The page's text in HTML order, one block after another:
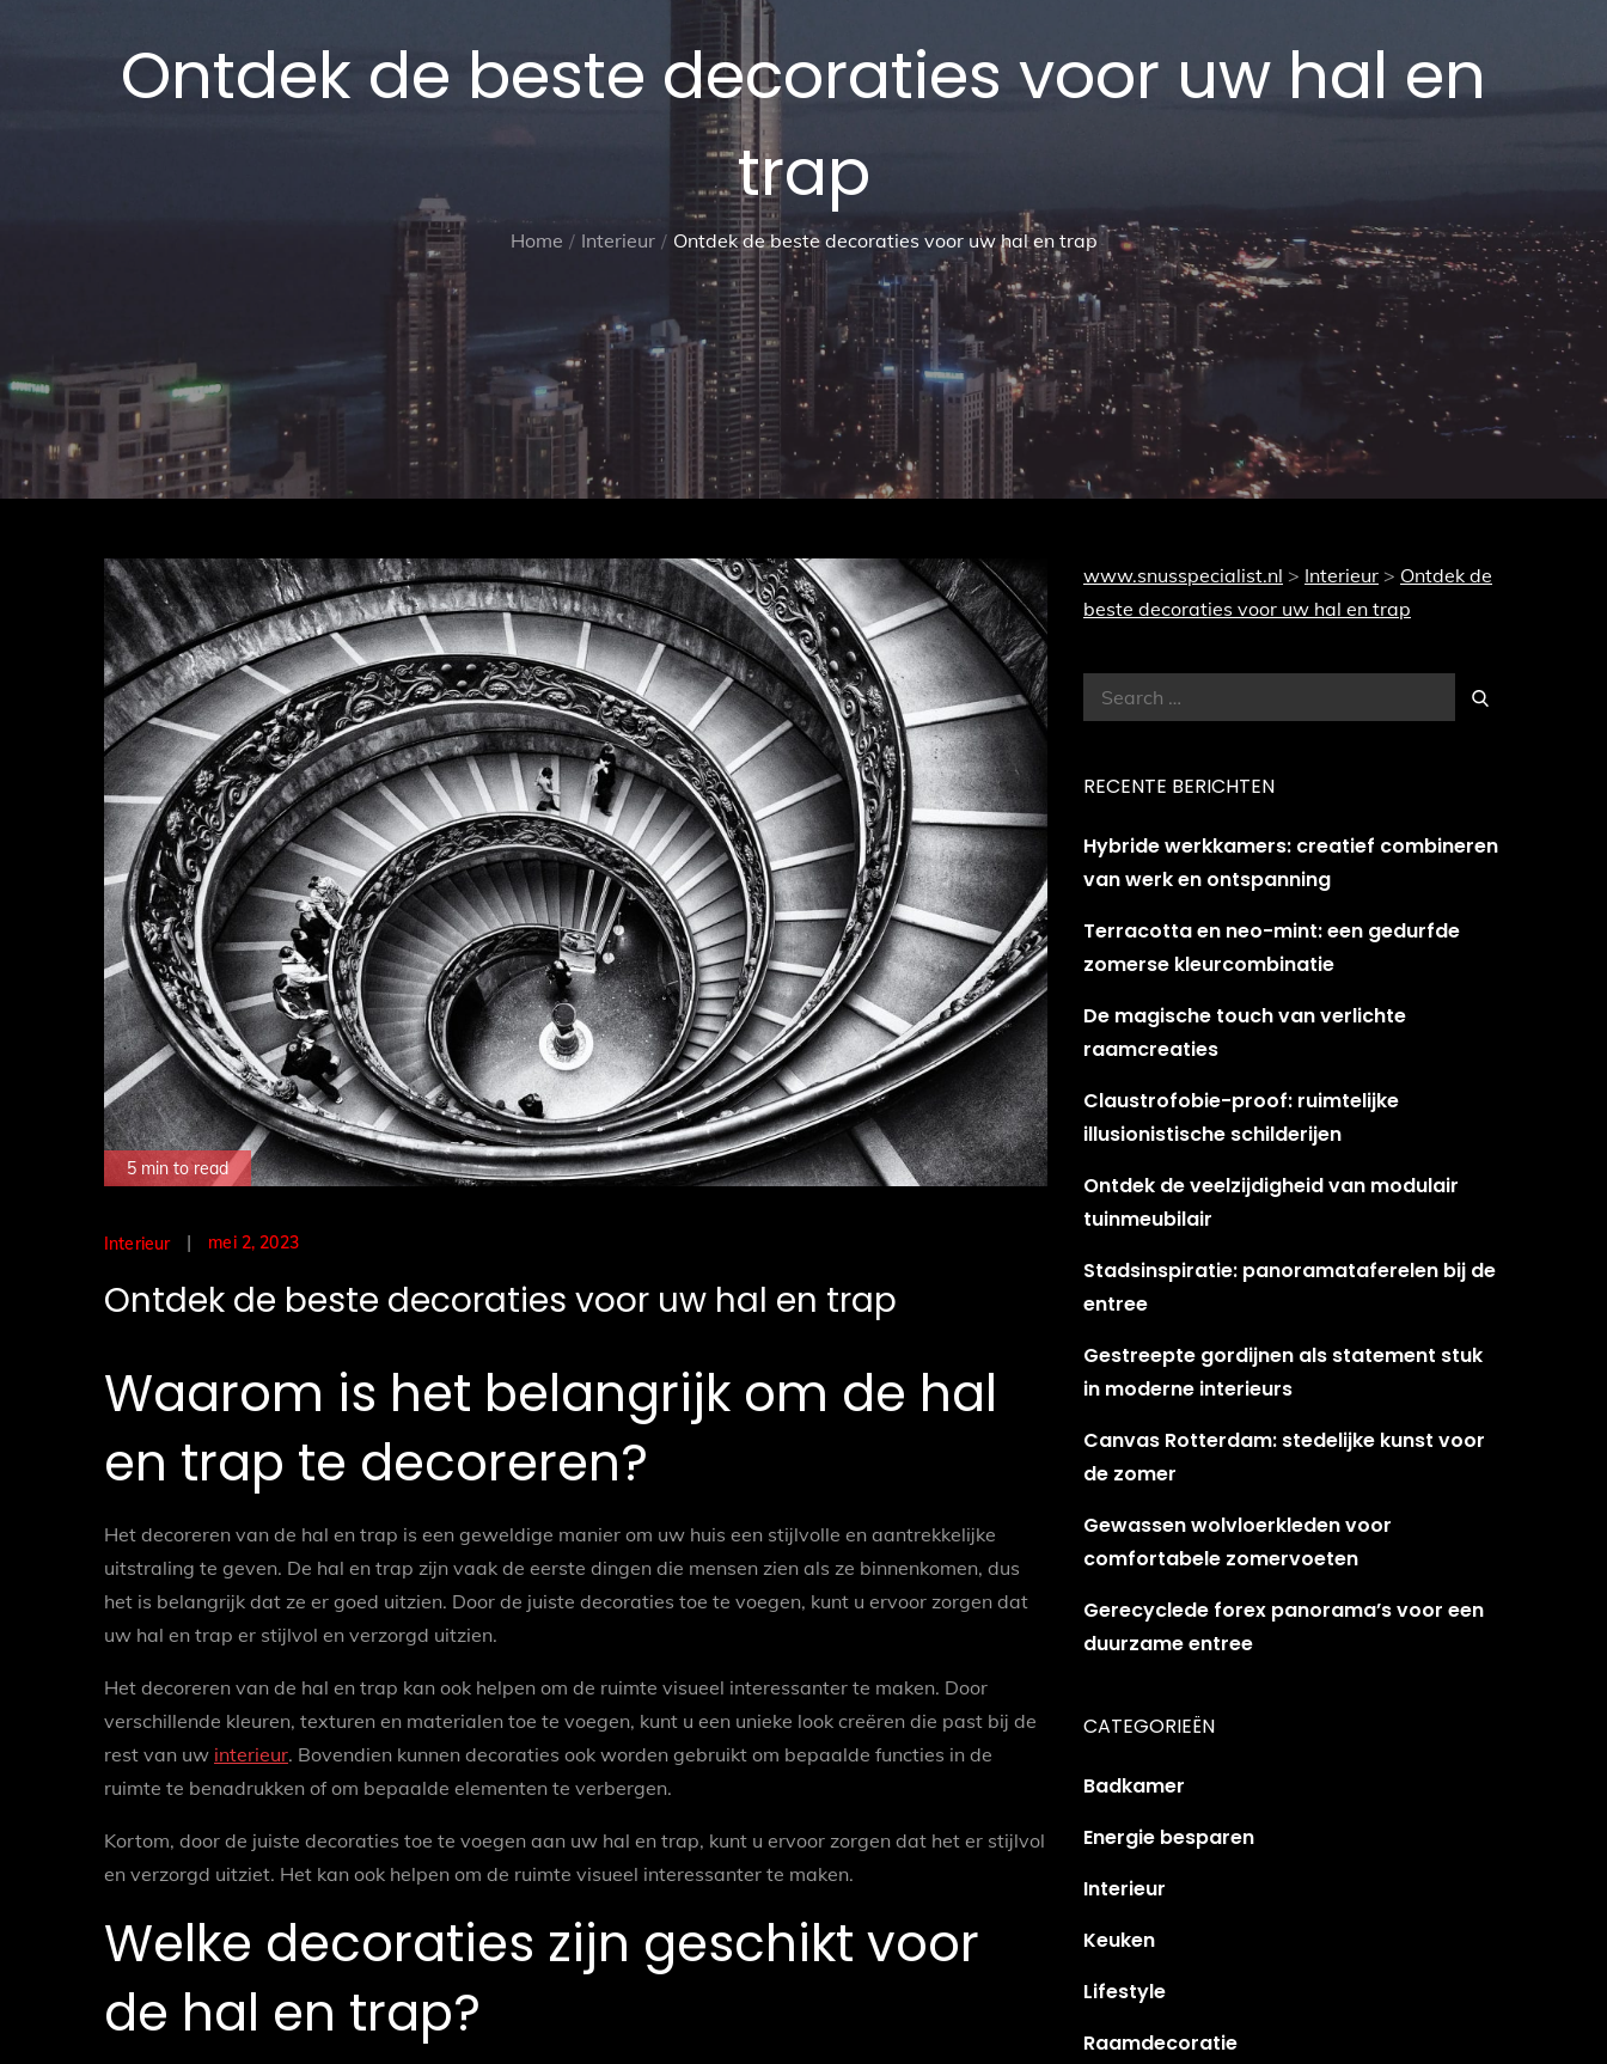
Ontdek de beste decoraties voor uw hal en
trap
Home Interieur Ontdek de beste decoraties voor uw hal en trap
5 min to read
Interieur
Posted
mei 2, 2023
Ontdek de beste decoraties voor uw hal en trap
Waarom is het belangrijk om de hal
en trap te decoreren?
Het decoreren van de hal en trap is een geweldige manier om uw huis een stijlvolle en aantrekkelijke
uitstraling te geven. De hal en trap zijn vaak de eerste dingen die mensen zien als ze binnenkomen, dus
het is belangrijk dat ze er goed uitzien. Door de juiste decoraties toe te voegen, kunt u ervoor zorgen dat
uw hal en trap er stijlvol en verzorgd uitzien.
Het decoreren van de hal en trap kan ook helpen om de ruimte visueel interessanter te maken. Door
verschillende kleuren, texturen en materialen toe te voegen, kunt u een unieke look creëren die past bij de
rest van uw interieur. Bovendien kunnen decoraties ook worden gebruikt om bepaalde functies in de
ruimte te benadrukken of om bepaalde elementen te verbergen.
Kortom, door de juiste decoraties toe te voegen aan uw hal en trap, kunt u ervoor zorgen dat het er stijlvol
en verzorgd uitziet. Het kan ook helpen om de ruimte visueel interessanter te maken.
Welke decoraties zijn geschikt voor
de hal en trap?
www.snusspecialist.nl > Interieur > Ontdek de
beste decoraties voor uw hal en trap
Search
for:
Search
RECENTE BERICHTEN
Hybride werkkamers: creatief combineren
van werk en ontspanning
Terracotta en neo-mint: een gedurfde
zomerse kleurcombinatie
De magische touch van verlichte
raamcreaties
Claustrofobie-proof: ruimtelijke
illusionistische schilderijen
Ontdek de veelzijdigheid van modulair
tuinmeubilair
Stadsinspiratie: panoramataferelen bij de
entree
Gestreepte gordijnen als statement stuk
in moderne interieurs
Canvas Rotterdam: stedelijke kunst voor
de zomer
Gewassen wolvloerkleden voor
comfortabele zomervoeten
Gerecyclede forex panorama’s voor een
duurzame entree
CATEGORIEËN
Badkamer
Energie besparen
Interieur
Keuken
Lifestyle
Raamdecoratie